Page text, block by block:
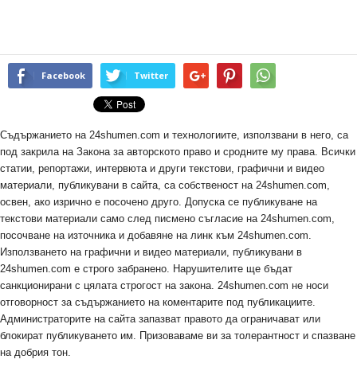
Facebook Twitter
Съдържанието на 24shumen.com и технологиите, използвани в него, са
под закрила на Закона за авторското право и сродните му права. Всички
статии, репортажи, интервюта и други текстови, графични и видео
материали, публикувани в сайта, са собственост на 24shumen.com,
освен, ако изрично е посочено друго. Допуска се публикуване на
текстови материали само след писмено съгласие на 24shumen.com,
посочване на източника и добавяне на линк към 24shumen.com.
Използването на графични и видео материали, публикувани в
24shumen.com е строго забранено. Нарушителите ще бъдат
санкционирани с цялата строгост на закона. 24shumen.com не носи
отговорност за съдържанието на коментарите под публикациите.
Администраторите на сайта запазват правото да ограничават или
блокират публикуването им. Призоваваме ви за толерантност и спазване
на добрия тон.